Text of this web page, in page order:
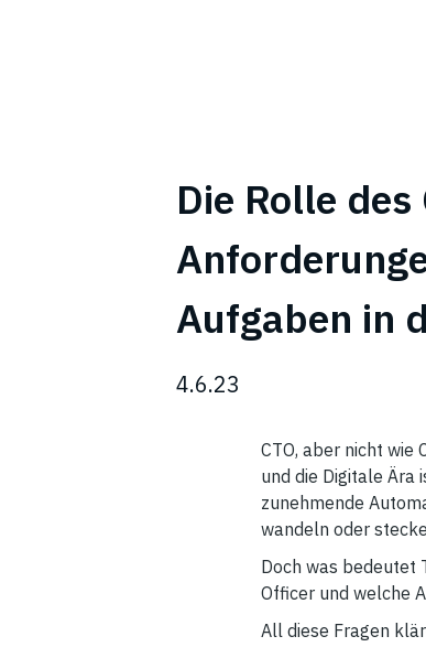
Die Rolle
Aufgaben in
4.6.23
CTO, aber nicht wie
und die Digitale Ära
zunehmende
wandeln oder
Doch was bedeutet
Officer und welche
All diese Fragen